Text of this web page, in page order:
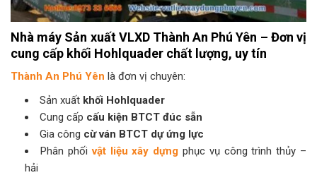
Nhà máy Sản xuất VLXD Thành An Phú Yên – Đơn vị
cung cấp khối Hohlquader chất lượng, uy tín
Thành An Phú Yên là đơn vị chuyên:
Sản xuất khối Hohlquader
Cung cấp cấu kiện BTCT đúc sẵn
Gia công cừ ván BTCT dự ứng lực
Phân phốivật liệu xây dựng phục vụ công trình thủy –
hải